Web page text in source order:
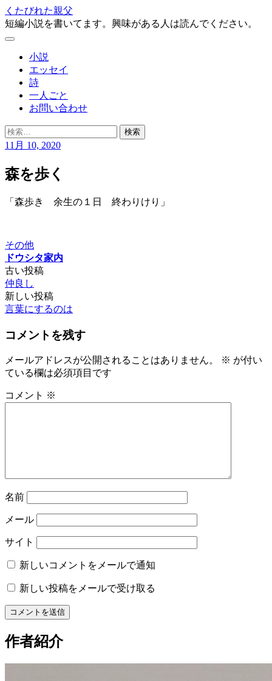
コ
ン
テ
プ
くたびれた親父
短編小説を書いてます。興味がある人は読んでください。
メ
小説
エッセイ
詩
一人ごと
お問い合わせ
検
索:
11月 10, 2020
森を歩く
「森歩き 余生の１日 終わりけり」
その他
ドウシタ家内
投
稿
ナ
ビ
ー
シ
古い投稿
仲良し
新しい投稿
言葉にするのは
コメントを残す
メールアドレスが公開されることはありません。 ※ が付い
ている欄は必須項目です
コメント ※
名前
メール
サイト
新しいコメントをメールで通知
新しい投稿をメールで受け取る
作者紹介